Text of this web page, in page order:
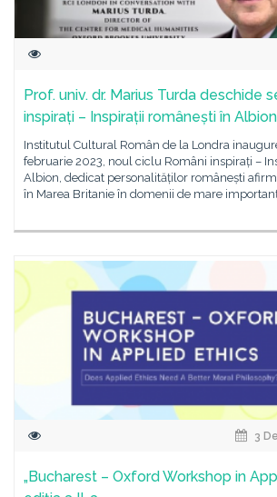
Prof. univ. dr. Marius Turda deschide
inspirați – Inspirații românești în
Institutul Cultural Român de la Londra
februarie 2023, noul ciclu Români inspirați –
Albion, dedicat personalităților românești
în Marea Britanie în domenii de mare
3
„Bucharest – Oxford Workshop in